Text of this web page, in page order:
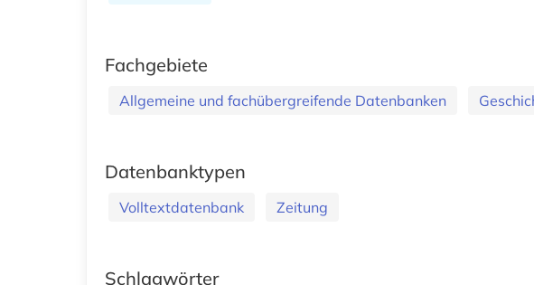
Fachgebiete
Allgemeine und fachübergreifende Datenbanken
Datenbanktypen
Volltextdatenbank Zeitung
Schlagwörter